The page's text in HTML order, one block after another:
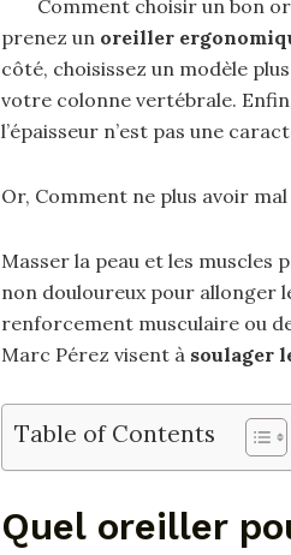
Comment choisir un bon
prenez un oreiller
côté, choisissez un modèle
votre colonne vertébrale.
l’épaisseur n’est pas une
Or, Comment ne plus avoir mal
Masser la peau et les
non douloureux pour allonger
renforcement musculaire ou
Marc Pérez visent à soulager
Table of Contents
Quel oreiller